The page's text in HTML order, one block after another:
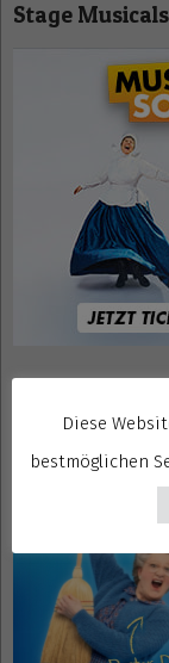
30
Stage Musicals
Mrs.Diese
bestmöglichen